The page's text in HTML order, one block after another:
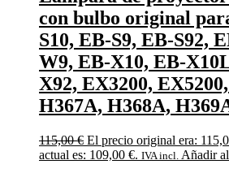
con bulbo original
S10, EB-S9, EB-S92,
W9, EB-X10, EB-
X92, EX3200,
H367A, H368A,
115,00€ El precio original era:
actual es: 109,00 €. IVA incl. Añadir